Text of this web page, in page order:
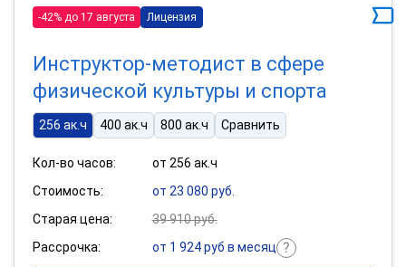
-42% до 17 августа Лицензия
Инструктор-методист в сфере
физической культуры и спорта
256 ак.ч 400 ак.ч 800 ак.ч Сравнить
Кол-во часов:
от 256 ак.ч
Стоимость:
от 23 080 руб.
Старая цена:
39 910 руб.
Рассрочка:
от 1 924 руб в месяц